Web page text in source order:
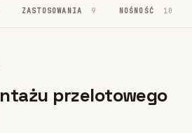
ZASTOSOWANIA 9 NOŚNOŚĆ 10
przelotowego